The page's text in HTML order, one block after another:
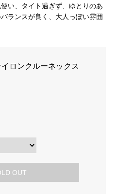
い、タイト過ぎず、ゆとりのあ
ランスが良く、大人っぽい雰囲
ロンクルーネックス
OUT